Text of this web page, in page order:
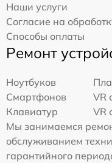
Наши услуги
Согласие на
Способы оплаты
Ремонт
Ноутбуков
Смартфонов
VR
Клавиатур
VR
Мы занимаемся
обслуживанием
гарантийного